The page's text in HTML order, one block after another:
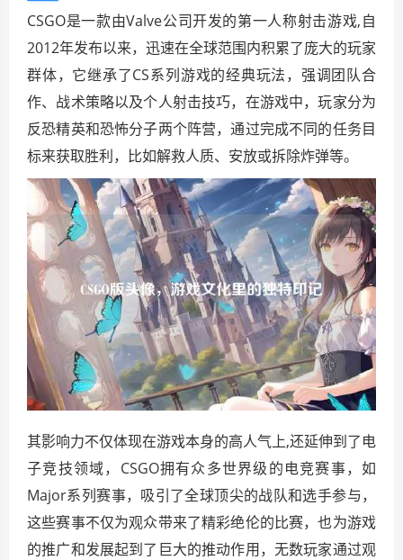
CSGO是一款由Valve公司开发的第一人称射击游戏,自
2012年发布以来，迅速在全球范围内积累了庞大的玩家
群体，它继承了CS系列游戏的经典玩法，强调团队合
作、战术策略以及个人射击技巧，在游戏中，玩家分为
反恐精英和恐怖分子两个阵营，通过完成不同的任务目
标来获取胜利，比如解救人质、安放或拆除炸弹等。
其影响力不仅体现在游戏本身的高人气上,还延伸到了电
子竞技领域，CSGO拥有众多世界级的电竞赛事，如
Major系列赛事，吸引了全球顶尖的战队和选手参与，
这些赛事不仅为观众带来了精彩绝伦的比赛，也为游戏
的推广和发展起到了巨大的推动作用，无数玩家通过观